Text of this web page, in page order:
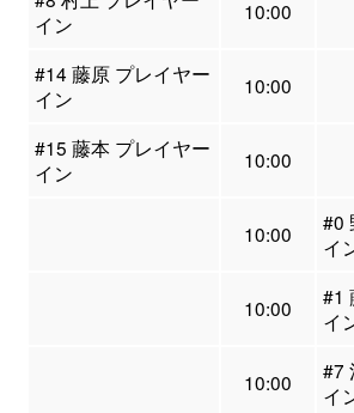
イン
10:00
#14 藤原 プレイヤー
イン
10:00
#15 藤本 プレイヤー
イン
10:00
10:00
#0
イ
10:00
#1
イ
10:00
#7
イ